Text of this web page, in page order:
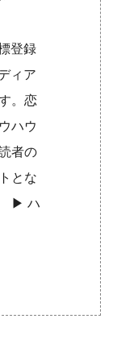
登録
ィア
。恋
ハウ
者の
とな
▶︎ハ